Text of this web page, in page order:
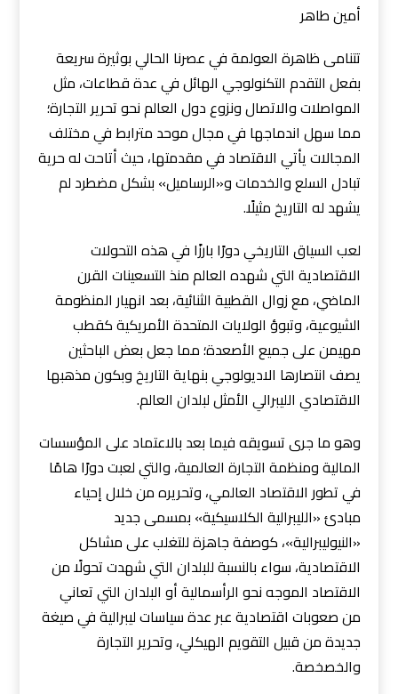
أمين طاهر
تتنامى ظاهرة العولمة في عصرنا الحالي بوثيرة سريعة
بفعل التقدم التكنولوجي الهائل في عدة قطاعات، مثل
المواصلات والاتصال ونزوع دول العالم نحو تحرير التجارة؛
مما سهل اندماجها في مجال موحد مترابط في مختلف
المجالات يأتي الاقتصاد في مقدمتها، حيث أتاحت له حرية
تبادل السلع والخدمات و«الرساميل» بشكل مضطرد لم
يشهد له التاريخ مثيلًا.
لعب السياق التاريخي دورًا بارزًا في هذه التحولات
الاقتصادية التي شهده العالم منذ التسعينات القرن
الماضي، مع زوال القطبية الثنائية، بعد انهيار المنظومة
الشيوعية، وتبوؤ الولايات المتحدة الأمريكية كقطب
مهيمن على جميع الأصعدة؛ مما جعل بعض الباحثين
يصف انتصارها الاديولوجي بنهاية التاريخ وبكون مذهبها
الاقتصادي الليبرالي الأمثل لبلدان العالم.
وهو ما جرى تسويقه فيما بعد بالاعتماد على المؤسسات
المالية ومنظمة التجارة العالمية، والتي لعبت دورًا هامًا
في تطور الاقتصاد العالمي، وتحريره من خلال إحياء
مبادئ «الليبرالية الكلاسيكية» بمسمى جديد
«النيوليبرالية»، كوصفة جاهزة للتغلب على مشاكل
الاقتصادية، سواء بالنسبة للبلدان التي شهدت تحولًا من
الاقتصاد الموجه نحو الرأسمالية أو البلدان التي تعاني
من صعوبات اقتصادية عبر عدة سياسات ليبرالية في صيغة
جديدة من قبيل التقويم الهيكلي، وتحرير التجارة
والخصخصة.